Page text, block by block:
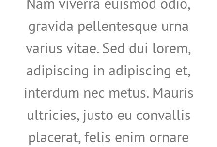
gravida pellentesque urna
varius vitae. Sed dui lorem,
adipiscing in adipiscing et,
interdum nec metus. Mauris
ultricies, justo eu convallis
placerat, felis enim ornare